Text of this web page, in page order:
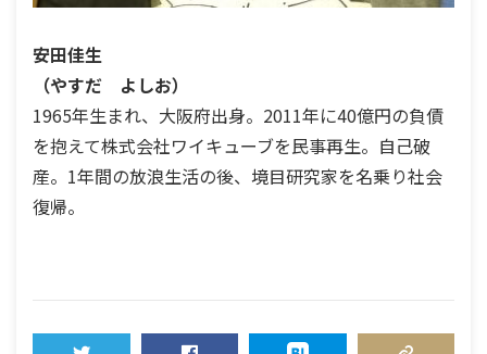
安田佳生
（やすだ よしお）
1965年生まれ、大阪府出身。2011年に40億円の負債
を抱えて株式会社ワイキューブを民事再生。自己破
産。1年間の放浪生活の後、境目研究家を名乗り社会
復帰。